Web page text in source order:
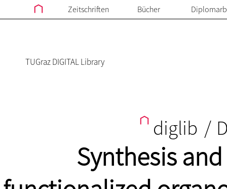
Zeitschriften Bücher
TUGraz DIGITAL Library
diglib /
Synthesis